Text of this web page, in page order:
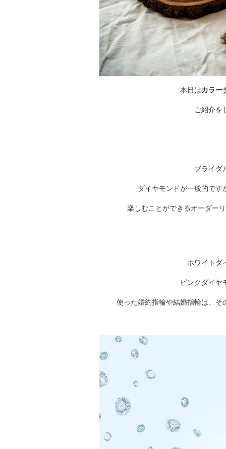
本日はカラー
ご紹介を
ブライダ
ダイヤモンドが一般的で
楽しむことができるオーダー
ホワイトダ
ピンクダイヤ
使った婚約指輪や結婚指輪は、